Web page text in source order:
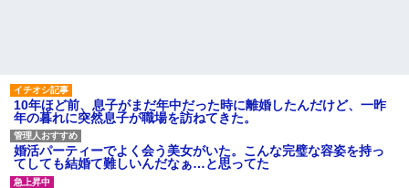
10年ほど前、息子がまだ年中だった時に離婚したんだけど、一昨
年の暮れに突然息子が職場を訪ねてきた。
婚活パーティーでよく会う美女がいた。こんな完璧な容姿を持っ
てしても結婚て難しいんだなぁ…と思ってた